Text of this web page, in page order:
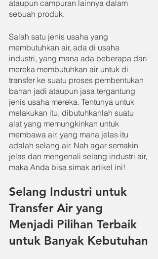
ataupun campuran lainnya dalam
sebuah produk.
Salah satu jenis usaha yang
membutuhkan air, ada di usaha
industri, yang mana ada beberapa dari
mereka membutuhkan air untuk di
transfer ke suatu proses pembentukan
bahan jadi ataupun jasa tergantung
jenis usaha mereka. Tentunya untuk
melakukan itu, dibutuhkanlah suatu
alat yang memungkinkan untuk
membawa air, yang mana jelas itu
adalah selang air. Nah agar semakin
jelas dan mengenali selang industri air,
maka Anda bisa simak artikel ini!
Selang Industri untuk
Transfer Air yang
Menjadi Pilihan Terbaik
untuk Banyak Kebutuhan